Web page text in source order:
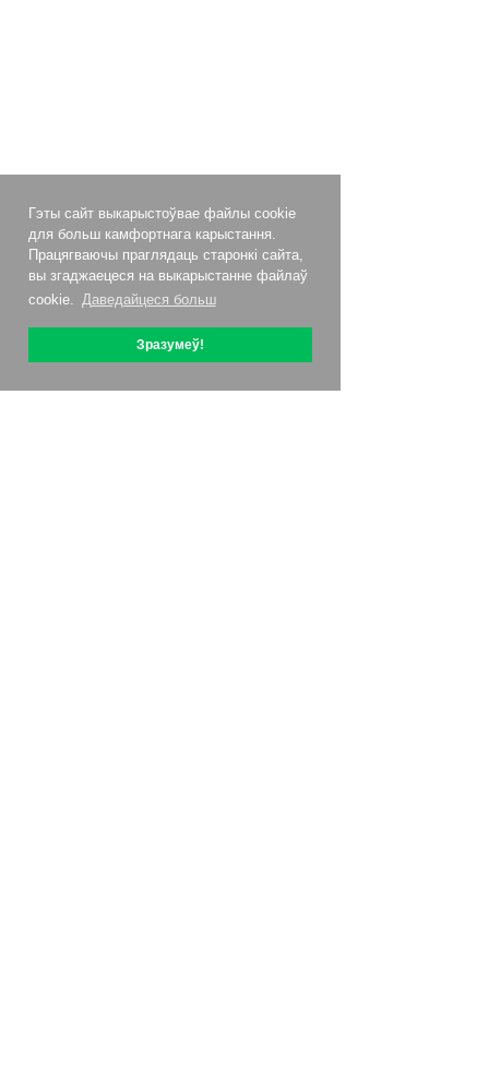
Гэты сайт выкарыстоўвае файлы cookie
для больш камфортнага карыстання.
Працягваючы праглядаць старонкі сайта,
вы згаджаецеся на выкарыстанне файлаў
cookie. Даведайцеся больш
Зразумеў!